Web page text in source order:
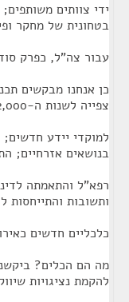
ידי צוותים
בטחונית של מחקר
עבור צה"ל, כפרק
כן אנחנו מבקשים
צפייה לשנות ה-2,000; כניסה
למוקדי יידע חדשים;
בנושאים אזרחיים;
רפא"ל והתאמתה
ותשובות והתייחסות
כלכליים חדשים
מה הם הכלים?
להקמת נציגויות